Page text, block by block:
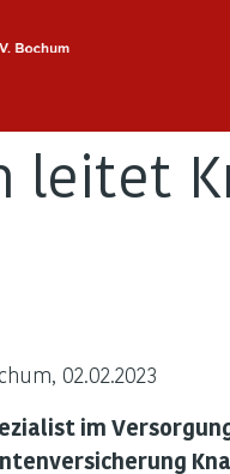
leitet
02.02.2023
im